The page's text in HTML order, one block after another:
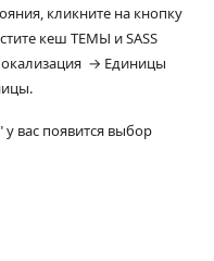
кликните на кнопку
кеш ТЕМЫ и SASS
→ Единицы
вас появится выбор